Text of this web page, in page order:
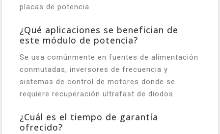
placas de potencia.
¿Qué aplicaciones se benefician de
este módulo de potencia?
Se usa comúnmente en fuentes de alimentación
conmutadas, inversores de frecuencia y
sistemas de control de motores donde se
requiere recuperación ultrafast de diodos.
¿Cuál es el tiempo de garantía
ofrecido?